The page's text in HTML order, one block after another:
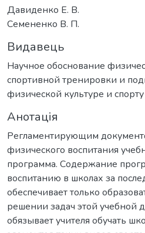
Давиденко Е. В.
Семененко В. П.
Видавець
Научное обоснование
спортивной тренировки и
физической культуре и спорту
Анотація
Регламентирующим
физического воспитания
программа. Содержание
воспитанию в школах за
обеспечивает только
решении задач этой учебной
обязывает учителя обучать